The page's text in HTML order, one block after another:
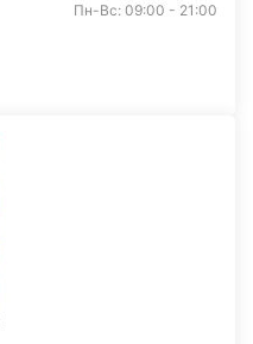
Пн-Вс: 09:00 - 21:00